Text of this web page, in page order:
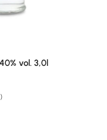
vol. 3,0l